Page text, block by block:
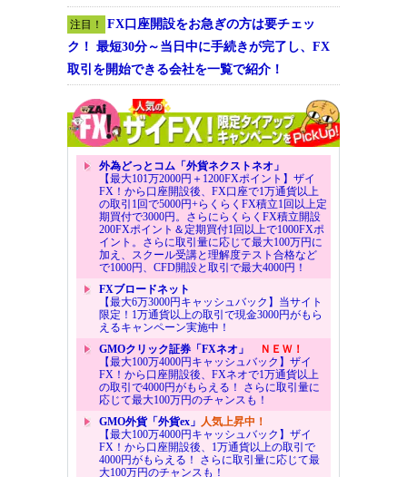
注目！
FX口座開設をお急ぎの方は要チェッ
ク！ 最短30分～当日中に手続きが完了し、FX
取引を開始できる会社を一覧で紹介！
外為どっとコム「外貨ネクストネオ」
【最大101万2000円＋1200FXポイント】ザイ
FX！から口座開設後、FX口座で1万通貨以上
の取引1回で5000円+らくらくFX積立1回以上定
期買付で3000円。さらにらくらくFX積立開設
200FXポイント＆定期買付1回以上で1000FXポ
イント。さらに取引量に応じて最大100万円に
加え、スクール受講と理解度テスト合格など
で1000円、CFD開設と取引で最大4000円！
FXブロードネット
【最大6万3000円キャッシュバック】当サイト
限定！1万通貨以上の取引で現金3000円がもら
えるキャンペーン実施中！
GMOクリック証券「FXネオ」
ＮＥＷ！
【最大100万4000円キャッシュバック】ザイ
FX！から口座開設後、FXネオで1万通貨以上
の取引で4000円がもらえる！ さらに取引量に
応じて最大100万円のチャンスも！
GMO外貨「外貨ex」 人気上昇中！
【最大100万4000円キャッシュバック】ザイ
FX！から口座開設後、1万通貨以上の取引で
4000円がもらえる！ さらに取引量に応じて最
大100万円のチャンスも！